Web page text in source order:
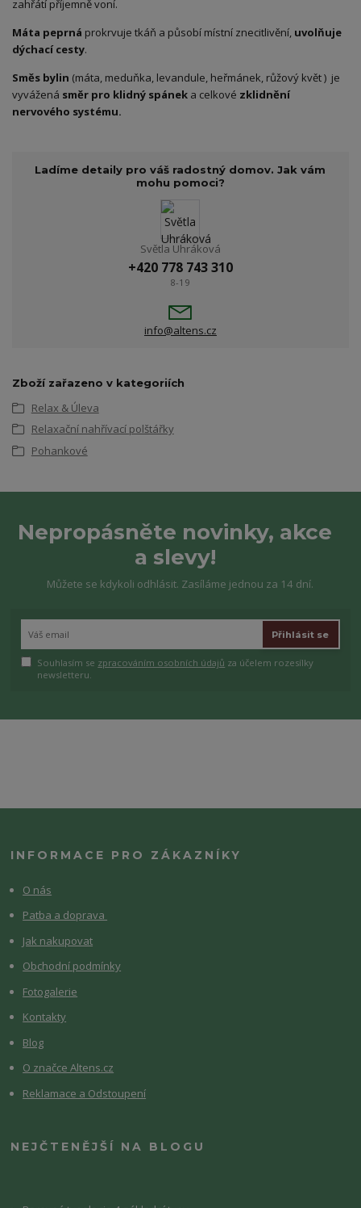
zahřátí příjemně voní.
Máta peprná prokrvuje tkáň a působí místní znecitlivění, uvolňuje
dýchací cesty.
Směs bylin (máta, meduňka, levandule, heřmánek, růžový květ ) je
vyvážená směr pro klidný spánek a celkové zklidnění
nervového systému.
Ladíme detaily pro váš radostný domov. Jak vám
mohu pomoci?
Světla Uhráková
+420 778 743 310
8-19
info@altens.cz
Zboží zařazeno v kategoriích
Relax & Úleva
Relaxační nahřívací polštářky
Pohankové
Nepropásněte novinky, akce
a slevy!
Můžete se kdykoli odhlásit. Zasíláme jednou za 14 dní.
Přihlásit se
Souhlasím se zpracováním osobních údajů za účelem rozesílky
newsletteru.
INFORMACE PRO ZÁKAZNÍKY
O nás
Patba a doprava
Jak nakupovat
Obchodní podmínky
Fotogalerie
Kontakty
Blog
O značce Altens.cz
Reklamace a Odstoupení
NEJČTENĚJŠÍ NA BLOGU